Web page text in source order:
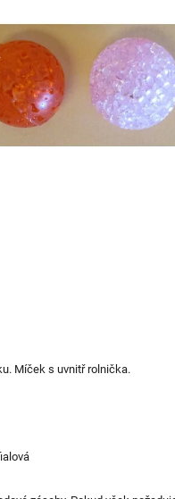
Míček s uvnitř rolnička.